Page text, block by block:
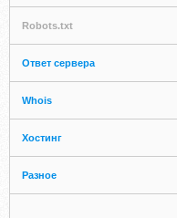
Robots.txt
Ответ сервера
Whois
Хостинг
Разное